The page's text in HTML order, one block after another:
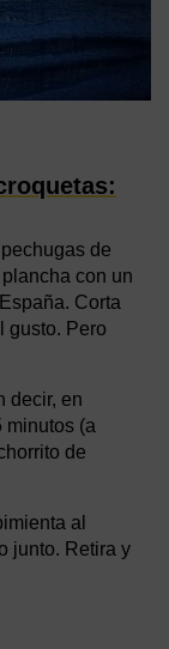
de
con un
Corta
gusto. Pero
decir, en
minutos (a
de
al
junto. Retira y